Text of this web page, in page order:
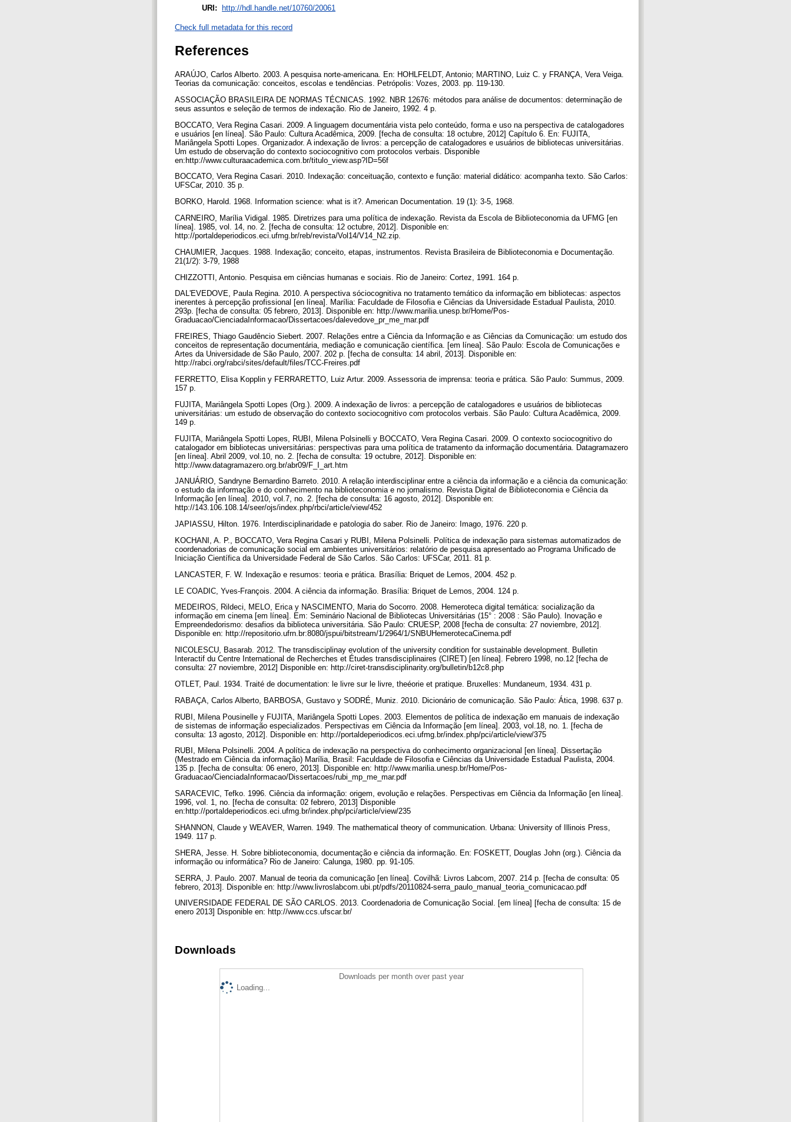
URI: http://hdl.handle.net/10760/20061
Check full metadata for this record
References
ARAÚJO, Carlos Alberto. 2003. A pesquisa norte-americana. En: HOHLFELDT, Antonio; MARTINO, Luiz C. y FRANÇA, Vera Veiga.
Teorias da comunicação: conceitos, escolas e tendências. Petrópolis: Vozes, 2003. pp. 119-130.
ASSOCIAÇÃO BRASILEIRA DE NORMAS TÉCNICAS. 1992. NBR 12676: métodos para análise de documentos: determinação de
seus assuntos e seleção de termos de indexação. Rio de Janeiro, 1992. 4 p.
BOCCATO, Vera Regina Casari. 2009. A linguagem documentária vista pelo conteúdo, forma e uso na perspectiva de catalogadores
e usuários [en línea]. São Paulo: Cultura Acadêmica, 2009. [fecha de consulta: 18 octubre, 2012] Capítulo 6. En: FUJITA,
Mariângela Spotti Lopes. Organizador. A indexação de livros: a percepção de catalogadores e usuários de bibliotecas universitárias.
Um estudo de observação do contexto sociocognitivo com protocolos verbais. Disponible
en:http://www.culturaacademica.com.br/titulo_view.asp?ID=56f
BOCCATO, Vera Regina Casari. 2010. Indexação: conceituação, contexto e função: material didático: acompanha texto. São Carlos:
UFSCar, 2010. 35 p.
BORKO, Harold. 1968. Information science: what is it?. American Documentation. 19 (1): 3-5, 1968.
CARNEIRO, Marília Vidigal. 1985. Diretrizes para uma política de indexação. Revista da Escola de Biblioteconomia da UFMG [en
línea]. 1985, vol. 14, no. 2. [fecha de consulta: 12 octubre, 2012]. Disponible en:
http://portaldeperiodicos.eci.ufmg.br/reb/revista/Vol14/V14_N2.zip.
CHAUMIER, Jacques. 1988. Indexação; conceito, etapas, instrumentos. Revista Brasileira de Biblioteconomia e Documentação.
21(1/2): 3-79, 1988
CHIZZOTTI, Antonio. Pesquisa em ciências humanas e sociais. Rio de Janeiro: Cortez, 1991. 164 p.
DAL'EVEDOVE, Paula Regina. 2010. A perspectiva sóciocognitiva no tratamento temático da informação em bibliotecas: aspectos
inerentes à percepção profissional [en línea]. Marília: Faculdade de Filosofia e Ciências da Universidade Estadual Paulista, 2010.
293p. [fecha de consulta: 05 febrero, 2013]. Disponible en: http://www.marilia.unesp.br/Home/Pos-
Graduacao/CienciadaInformacao/Dissertacoes/dalevedove_pr_me_mar.pdf
FREIRES, Thiago Gaudêncio Siebert. 2007. Relações entre a Ciência da Informação e as Ciências da Comunicação: um estudo dos
conceitos de representação documentária, mediação e comunicação científica. [em línea]. São Paulo: Escola de Comunicações e
Artes da Universidade de São Paulo, 2007. 202 p. [fecha de consulta: 14 abril, 2013]. Disponible en:
http://rabci.org/rabci/sites/default/files/TCC-Freires.pdf
FERRETTO, Elisa Kopplin y FERRARETTO, Luiz Artur. 2009. Assessoria de imprensa: teoria e prática. São Paulo: Summus, 2009.
157 p.
FUJITA, Mariângela Spotti Lopes (Org.). 2009. A indexação de livros: a percepção de catalogadores e usuários de bibliotecas
universitárias: um estudo de observação do contexto sociocognitivo com protocolos verbais. São Paulo: Cultura Acadêmica, 2009.
149 p.
FUJITA, Mariângela Spotti Lopes, RUBI, Milena Polsinelli y BOCCATO, Vera Regina Casari. 2009. O contexto sociocognitivo do
catalogador em bibliotecas universitárias: perspectivas para uma política de tratamento da informação documentária. Datagramazero
[en línea]. Abril 2009, vol.10, no. 2. [fecha de consulta: 19 octubre, 2012]. Disponible en:
http://www.datagramazero.org.br/abr09/F_I_art.htm
JANUÁRIO, Sandryne Bernardino Barreto. 2010. A relação interdisciplinar entre a ciência da informação e a ciência da comunicação:
o estudo da informação e do conhecimento na biblioteconomia e no jornalismo. Revista Digital de Biblioteconomia e Ciência da
Informação [en línea]. 2010, vol.7, no. 2. [fecha de consulta: 16 agosto, 2012]. Disponible en:
http://143.106.108.14/seer/ojs/index.php/rbci/article/view/452
JAPIASSU, Hilton. 1976. Interdisciplinaridade e patologia do saber. Rio de Janeiro: Imago, 1976. 220 p.
KOCHANI, A. P., BOCCATO, Vera Regina Casari y RUBI, Milena Polsinelli. Política de indexação para sistemas automatizados de
coordenadorias de comunicação social em ambientes universitários: relatório de pesquisa apresentado ao Programa Unificado de
Iniciação Científica da Universidade Federal de São Carlos. São Carlos: UFSCar, 2011. 81 p.
LANCASTER, F. W. Indexação e resumos: teoria e prática. Brasília: Briquet de Lemos, 2004. 452 p.
LE COADIC, Yves-François. 2004. A ciência da informação. Brasília: Briquet de Lemos, 2004. 124 p.
MEDEIROS, Rildeci, MELO, Erica y NASCIMENTO, Maria do Socorro. 2008. Hemeroteca digital temática: socialização da
informação em cinema [em línea]. Em: Seminário Nacional de Bibliotecas Universitárias (15° : 2008 : São Paulo). Inovação e
Empreendedorismo: desafios da biblioteca universitária. São Paulo: CRUESP, 2008 [fecha de consulta: 27 noviembre, 2012].
Disponible en: http://repositorio.ufrn.br:8080/jspui/bitstream/1/2964/1/SNBUHemerotecaCinema.pdf
NICOLESCU, Basarab. 2012. The transdisciplinay evolution of the university condition for sustainable development. Bulletin
Interactif du Centre International de Recherches et Études transdisciplinaires (CIRET) [en línea]. Febrero 1998, no.12 [fecha de
consulta: 27 noviembre, 2012] Disponible en: http://ciret-transdisciplinarity.org/bulletin/b12c8.php
OTLET, Paul. 1934. Traité de documentation: le livre sur le livre, theéorie et pratique. Bruxelles: Mundaneum, 1934. 431 p.
RABAÇA, Carlos Alberto, BARBOSA, Gustavo y SODRÉ, Muniz. 2010. Dicionário de comunicação. São Paulo: Ática, 1998. 637 p.
RUBI, Milena Pousinelle y FUJITA, Mariângela Spotti Lopes. 2003. Elementos de política de indexação em manuais de indexação
de sistemas de informação especializados. Perspectivas em Ciência da Informação [em línea]. 2003, vol.18, no. 1. [fecha de
consulta: 13 agosto, 2012]. Disponible en: http://portaldeperiodicos.eci.ufmg.br/index.php/pci/article/view/375
RUBI, Milena Polsinelli. 2004. A política de indexação na perspectiva do conhecimento organizacional [en línea]. Dissertação
(Mestrado em Ciência da informação) Marília, Brasil: Faculdade de Filosofia e Ciências da Universidade Estadual Paulista, 2004.
135 p. [fecha de consulta: 06 enero, 2013]. Disponible en: http://www.marilia.unesp.br/Home/Pos-
Graduacao/CienciadaInformacao/Dissertacoes/rubi_mp_me_mar.pdf
SARACEVIC, Tefko. 1996. Ciência da informação: origem, evolução e relações. Perspectivas em Ciência da Informação [en línea].
1996, vol. 1, no. [fecha de consulta: 02 febrero, 2013] Disponible
en:http://portaldeperiodicos.eci.ufmg.br/index.php/pci/article/view/235
SHANNON, Claude y WEAVER, Warren. 1949. The mathematical theory of communication. Urbana: University of Illinois Press,
1949. 117 p.
SHERA, Jesse. H. Sobre biblioteconomia, documentação e ciência da informação. En: FOSKETT, Douglas John (org.). Ciência da
informação ou informática? Rio de Janeiro: Calunga, 1980. pp. 91-105.
SERRA, J. Paulo. 2007. Manual de teoria da comunicação [en línea]. Covilhã: Livros Labcom, 2007. 214 p. [fecha de consulta: 05
febrero, 2013]. Disponible en: http://www.livroslabcom.ubi.pt/pdfs/20110824-serra_paulo_manual_teoria_comunicacao.pdf
UNIVERSIDADE FEDERAL DE SÃO CARLOS. 2013. Coordenadoria de Comunicação Social. [em línea] [fecha de consulta: 15 de
enero 2013] Disponible en: http://www.ccs.ufscar.br/
Downloads
Downloads per month over past year
Loading...